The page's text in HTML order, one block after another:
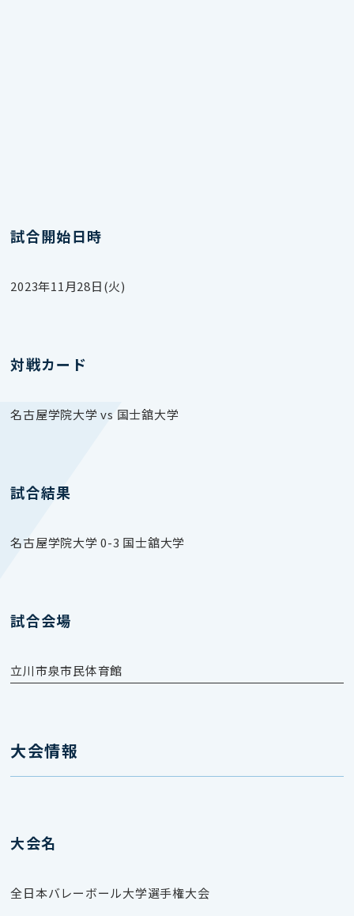
試合開始日時
2023年11月28日(火)
対戦カード
名古屋学院大学 vs 国士舘大学
試合結果
名古屋学院大学 0-3 国士舘大学
試合会場
立川市泉市民体育館
大会情報
大会名
全日本バレーボール大学選手権大会